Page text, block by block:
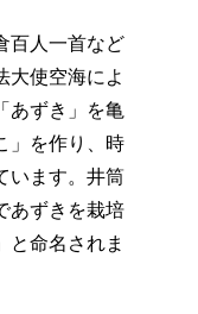
百人一首など
大使空海によ
あずき」を亀
」を作り、時
います。井筒
あずきを栽培
と命名されま